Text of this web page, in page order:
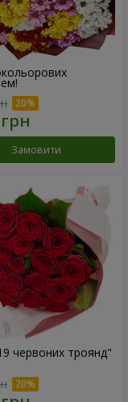
Замовити
червоних троянд"